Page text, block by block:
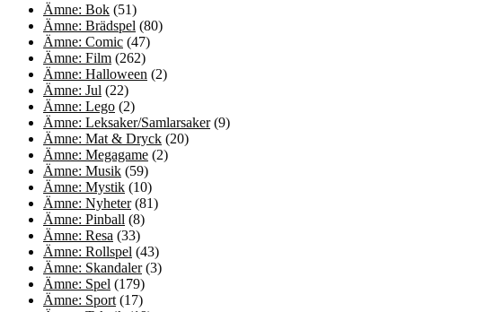
Ämne: Bok (51)
Ämne: Brädspel (80)
Ämne: Comic (47)
Ämne: Film (262)
Ämne: Halloween (2)
Ämne: Jul (22)
Ämne: Lego (2)
Ämne: Leksaker/Samlarsaker(9)
Ämne: Mat & Dryck (20)
Ämne: Megagame (2)
Ämne: Musik (59)
Ämne: Mystik (10)
Ämne: Nyheter(81)
Ämne: Pinball (8)
Ämne: Resa (33)
Ämne: Rollspel (43)
Ämne: Skandaler(3)
Ämne: Spel (179)
Ämne: Sport (17)